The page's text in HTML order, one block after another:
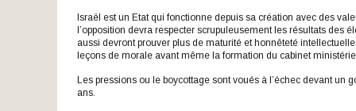
Israël est un Etat qui fonctionne depuis sa création avec des
l’opposition devra respecter scrupuleusement les résultats des
aussi devront prouver plus de maturité et honnêteté
leçons de morale avant même la formation du cabinet
Les pressions ou le boycottage sont voués à l’échec devant
ans.